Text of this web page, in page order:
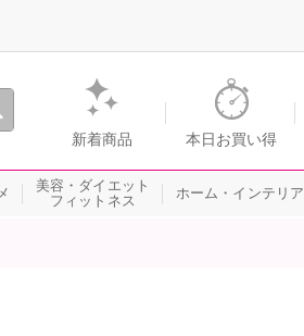
テレビショッピングのショップチャンネル
新着商品 本日お買い得
美容・ダイエット
フィットネス
ホーム・インテリア